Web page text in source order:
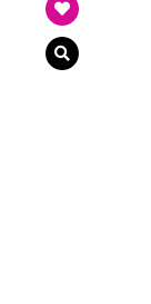
צפייה